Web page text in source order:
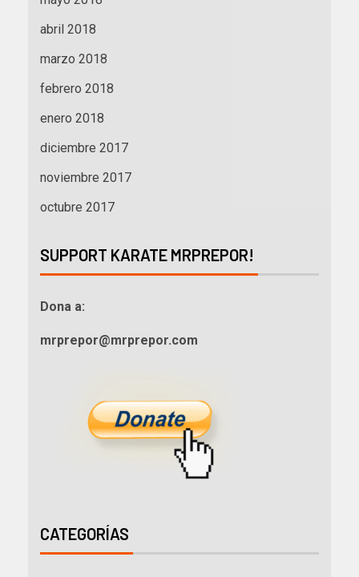
abril 2018
marzo 2018
febrero 2018
enero 2018
diciembre 2017
noviembre 2017
octubre 2017
SUPPORT KARATE MRPREPOR!
Dona a:
mrprepor@mrprepor.com
CATEGORÍAS